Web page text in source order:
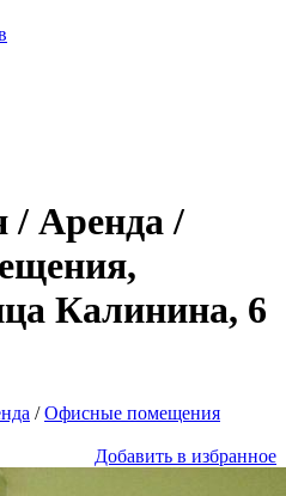
/ Аренда /
Калинина, 6
/Офисные помещения
Добавить в избранное